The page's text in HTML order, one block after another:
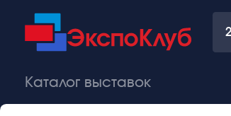
2
Каталог выставок